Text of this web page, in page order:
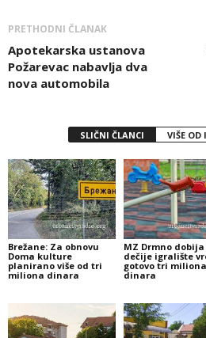
PRETHODNI ČLANAK
Apotekarska ustanova
Požarevac nabavlja dva
nova automobila
SLIČNI ČLANCI VIŠE
Brežane: Za obnovu
Doma kulture
planirano više od tri
miliona dinara
MZ Drmno dobija
dečije igralište
gotovo tri miliona
dinara